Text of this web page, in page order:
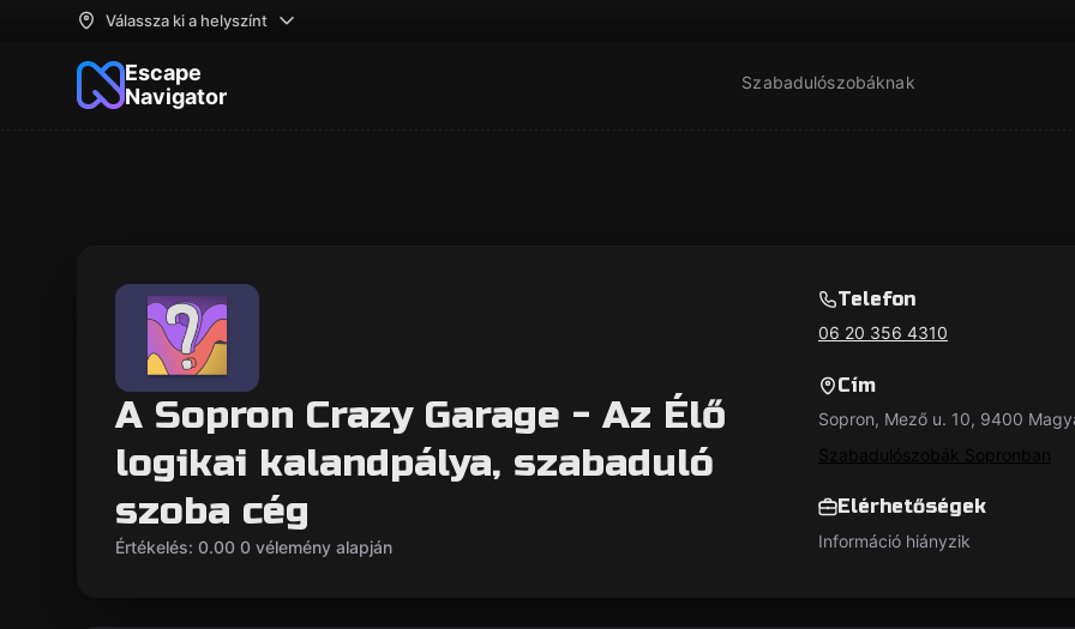
Válassza ki a helyszínt
Escape
Navigator
Szabadulószobáknak
A Sopron Crazy Garage - Az Élő
logikai kalandpálya, szabaduló
szoba cég
Értékelés: 0.00 0 vélemény alapján
Telefon
06 20 356 4310
Cím
Sopron, Mező u. 10, 9400
Szabadulószobák Sopronban
Elérhetőségek
Információ hiányzik